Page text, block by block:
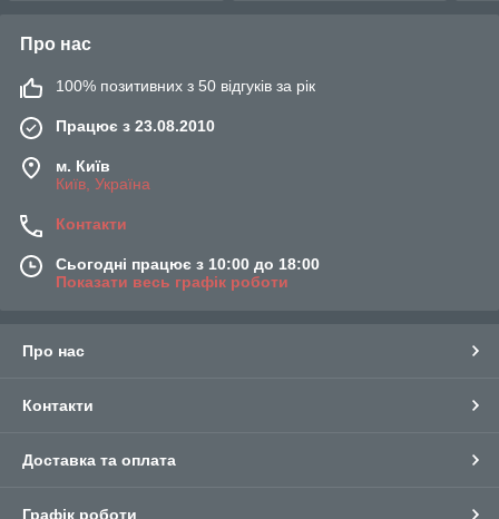
Про нас
100% позитивних з 50 відгуків за рік
Працює з 23.08.2010
м. Київ
Київ, Україна
Контакти
Сьогодні працює з 10:00 до 18:00
Показати весь графік роботи
Про нас
Контакти
Доставка та оплата
Графік роботи